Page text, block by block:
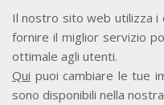
Il nostro sito web utilizza i
fornire il miglior servizio
ottimale agli utenti.
Qui puoi cambiare le tue
sono disponibili nella nostra
Accesso Aderenti
Accesso Consulta
Accesso Team